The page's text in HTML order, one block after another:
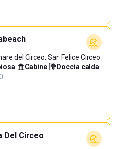
del Circeo, San Felice Circeo
· Cabine· Doccia calda·
Del Circeo